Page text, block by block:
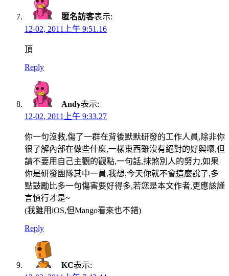
匿名訪客表示:
12-02, 2011上午 9:51.16
頂
Reply
Andy表示:
12-02, 2011上午 9:33.27
你一句沒救,傷了一群在背後默默研發的工作人員,除非你
很了解內部在做些什麼,一樣東西雖沒有絕對的好與壞,但
請不要用自己主觀的觀點,一句話,抹煞別人的努力,如果
你是研發團隊其中一員,我想,今天你就不會這麼說了,多
點鼓勵比多一句傷害要好得多,若您是本文作者,更應該謹
言慎行才是~
(我雖用iOS,但Mango看來也不錯)
Reply
KC表示: